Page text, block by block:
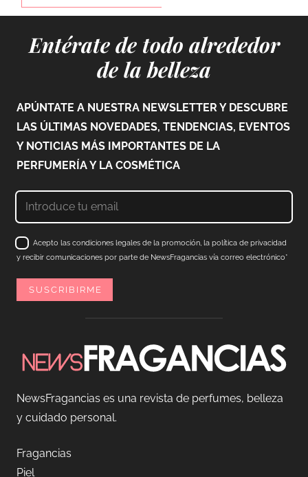
Entérate de todo alrededor
de la belleza
APÚNTATE A NUESTRA NEWSLETTER Y DESCUBRE
LAS ÚLTIMAS NOVEDADES, TENDENCIAS, EVENTOS
Y NOTICIAS MÁS IMPORTANTES DE LA
PERFUMERÍA Y LA COSMÉTICA
Acepto las condiciones legales de la promoción, la política de privacidad
y recibir comunicaciones por parte de NewsFragancias vía correo electrónico*
NewsFragancias es una revista de perfumes, belleza
y cuidado personal.
Fragancias
Piel